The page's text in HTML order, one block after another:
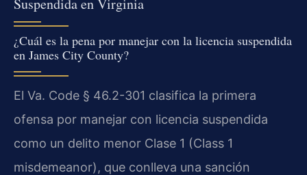
¿Cuál es la pena por manejar con la licencia suspendida
en James City County?
El Va. Code § 46.2-301 clasifica la primera
ofensa por manejar con licencia suspendida
como un delito menor Clase 1 (Class 1
misdemeanor), que conlleva una sanción